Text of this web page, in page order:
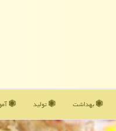
بهداشت تولید